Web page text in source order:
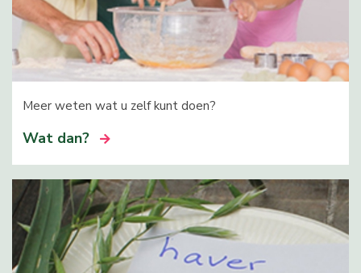
Meer weten wat u zelf kunt doen?
Wat dan?